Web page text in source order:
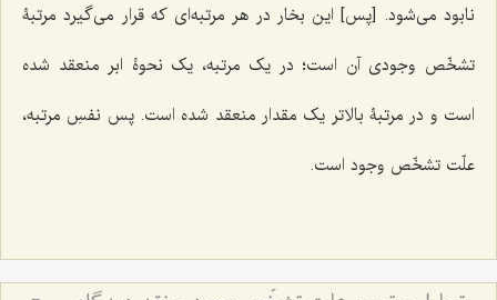
نابود می‌شود. [پس] این بخار در هر مرتبه‌ای که قرار می‌گیرد مرتبۀ
تشخّص وجودی آن است؛ در یک مرتبه، یک نحوۀ ابر منعقد شده
است و در مرتبۀ بالاتر یک مقدار منعقد شده است. پس نفسِ مرتبه،
علّت تشخّص وجود است.